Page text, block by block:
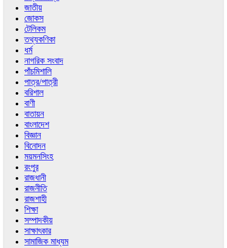
জাতীয়
জোকস
টেলিকম
তথ্যকণিকা
ধর্ম
নাগরিক সংবাদ
পাঁচমিশালি
পাত্র/পাত্রী
বরিশাল
বাণী
বাতায়ন
বাংলাদেশ
বিজ্ঞান
বিনোদন
ময়মনসিংহ
রংপুর
রাজধানী
রাজনীতি
রাজশাহী
শিক্ষা
সম্পাদকীয়
সাক্ষাৎকার
সামাজিক মাধ্যম